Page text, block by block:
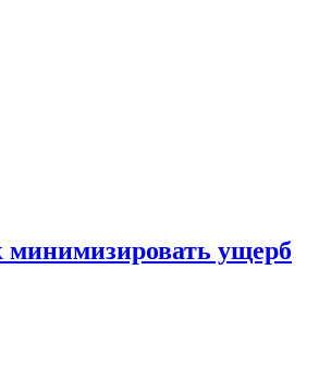
минимизировать ущерб